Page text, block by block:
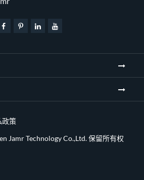
政策
Jamr Technology Co.,Ltd.保留所有权